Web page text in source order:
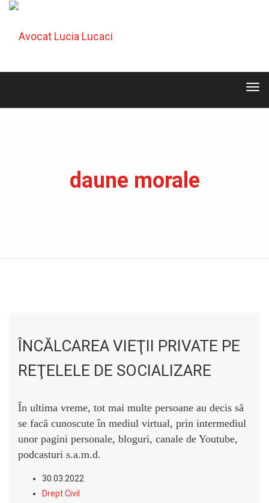
daune morale
ÎNCĂLCAREA VIEŢII PRIVATE PE
REŢELELE DE SOCIALIZARE
În ultima vreme, tot mai multe persoane au decis să
se facă cunoscute în mediul virtual, prin intermediul
unor pagini personale, bloguri, canale de Youtube,
podcasturi s.a.m.d.
30.03.2022
Drept Civil